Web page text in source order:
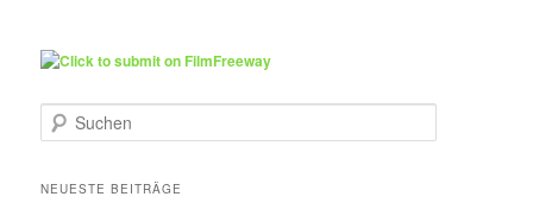
u
h
NEUESTE BEITRÄGE